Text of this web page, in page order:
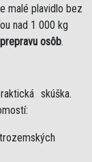
malé plavidlo bez
nad 1 000 kg
osôb.
skúška.